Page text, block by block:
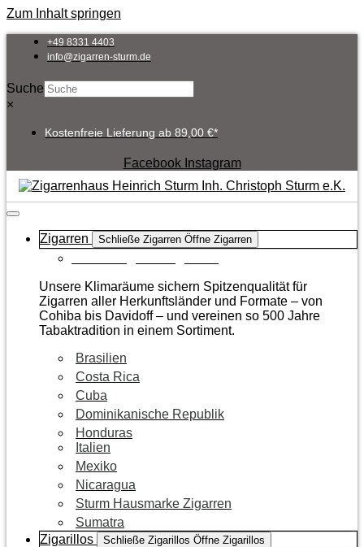
Zum Inhalt springen
+49 8331 4403
info@zigarren-sturm.de
Suche
×
Kostenfreie Lieferung ab 89,00 €*
Facebook Instagram
Zigarren Schließe Zigarren Öffne Zigarren
Unsere Klimaräume sichern Spitzenqualität für
Zigarren aller Herkunftsländer und Formate – von
Cohiba bis Davidoff – und vereinen so 500 Jahre
Tabaktradition in einem Sortiment.
Brasilien
Costa Rica
Cuba
Dominikanische Republik
Honduras
Italien
Mexiko
Nicaragua
Sturm Hausmarke Zigarren
Sumatra
Zigarillos
Schließe Zigarillos Öffne Zigarillos